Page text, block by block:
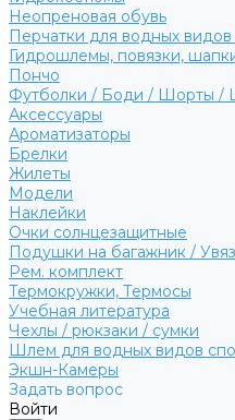
Неопреновая обувь
Перчатки для водных видов
Гидрошлемы, повязки,
Пончо
Футболки / Боди / Шорты /
Аксессуары
Ароматизаторы
Брелки
Жилеты
Модели
Наклейки
Очки солнцезащитные
Подушки на багажник /
Рем. комплект
Термокружки, Термосы
Учебная литература
Чехлы / рюкзаки / сумки
Шлем для водных видов
Экшн-Камеры
Задать вопрос
Войти